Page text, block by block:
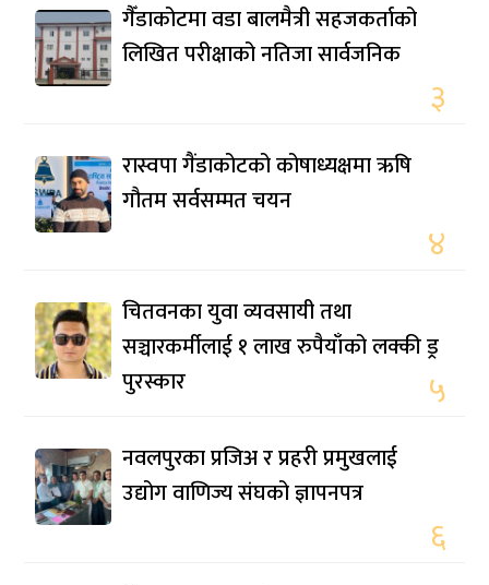
गैँडाकोटमा वडा बालमैत्री सहजकर्ताको
लिखित परीक्षाको नतिजा सार्वजनिक
३
रास्वपा गैंडाकोटको कोषाध्यक्षमा ऋषि
गौतम सर्वसम्मत चयन
४
चितवनका युवा व्यवसायी तथा
सञ्चारकर्मीलाई १ लाख रुपैयाँको लक्की ड्र
पुरस्कार
५
नवलपुरका प्रजिअ र प्रहरी प्रमुखलाई
उद्योग वाणिज्य संघको ज्ञापनपत्र
६